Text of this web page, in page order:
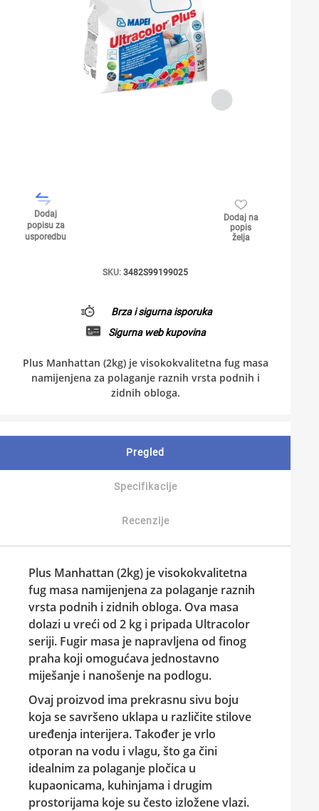
Dodaj
popisu za
usporedbu
Dodaj na
popis
želja
SKU: 3482S99199025
Brza i sigurna isporuka
Sigurna web kupovina
Plus Manhattan (2kg) je visokokvalitetna fug masa
namijenjena za polaganje raznih vrsta podnih i
zidnih obloga.
Pregled
Specifikacije
Recenzije
Plus Manhattan (2kg) je visokokvalitetna
fug masa namijenjena za polaganje raznih
vrsta podnih i zidnih obloga. Ova masa
dolazi u vreći od 2 kg i pripada Ultracolor
seriji. Fugir masa je napravljena od finog
praha koji omogućava jednostavno
miješanje i nanošenje na podlogu.
Ovaj proizvod ima prekrasnu sivu boju
koja se savršeno uklapa u različite stilove
uređenja interijera. Također je vrlo
otporan na vodu i vlagu, što ga čini
idealnim za polaganje pločica u
kupaonicama, kuhinjama i drugim
prostorijama koje su često izložene vlazi.